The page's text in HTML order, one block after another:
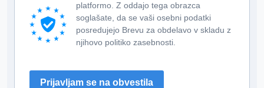
platformo. Z oddajo tega obrazca
soglašate, da se vaši osebni podatki
posredujejo Brevu za obdelavo v skladu z
njihovo politiko zasebnosti.
Prijavljam se na obvestila